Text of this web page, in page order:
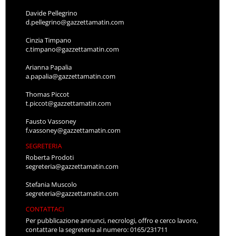
Davide Pellegrino
d.pellegrino@gazzettamatin.com
Cinzia Timpano
c.timpano@gazzettamatin.com
Arianna Papalia
a.papalia@gazzettamatin.com
Thomas Piccot
t.piccot@gazzettamatin.com
Fausto Vassoney
f.vassoney@gazzettamatin.com
SEGRETERIA
Roberta Prodoti
segreteria@gazzettamatin.com
Stefania Muscolo
segreteria@gazzettamatin.com
CONTATTACI
Per pubblicazione annunci, necrologi, offro e cerco lavoro,
contattare la segreteria al numero: 0165/231711